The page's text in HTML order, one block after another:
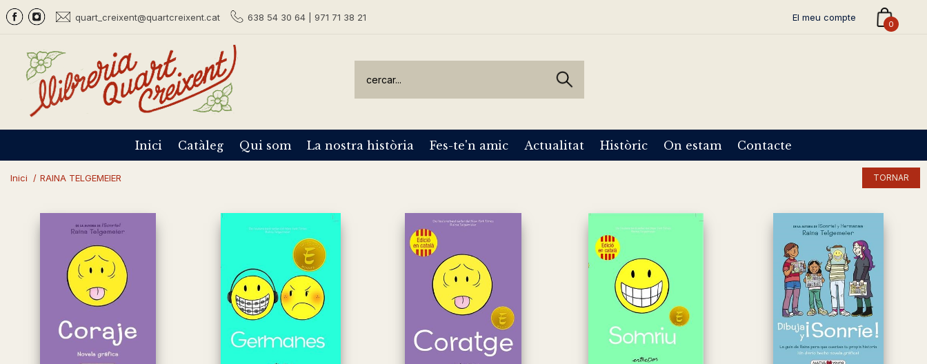
quart_creixent@quartcreixent.cat 638 54 30 64 | 971 71 38 21 El meu compte
0
Inici Catàleg Qui som La nostra història Fes-te'n amic Actualitat Històric On estam Contacte
Inici / RAINA TELGEMEIER TORNAR